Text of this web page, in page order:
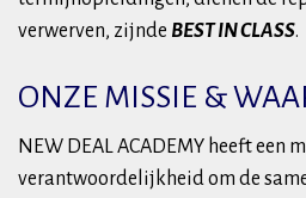
verwerven, zijnde BEST IN CLASS.
ONZE MISSIE &
NEW DEAL ACADEMY heeft een
verantwoordelijkheid om de